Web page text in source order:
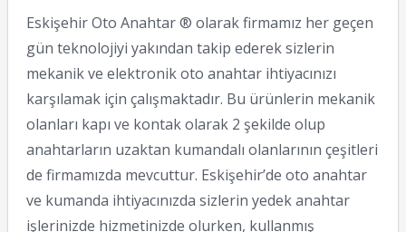
Eskişehir Oto Anahtar ® olarak firmamız her geçen
gün teknolojiyi yakından takip ederek sizlerin
mekanik ve elektronik oto anahtar ihtiyacınızı
karşılamak için çalışmaktadır. Bu ürünlerin mekanik
olanları kapı ve kontak olarak 2 şekilde olup
anahtarların uzaktan kumandalı olanlarının çeşitleri
de firmamızda mevcuttur. Eskişehir’de oto anahtar
ve kumanda ihtiyacınızda sizlerin yedek anahtar
işlerinizde hizmetinizde olurken, kullanmış